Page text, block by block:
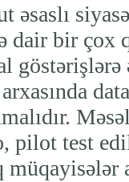
əsaslı
dair bir çox
göstərişlərə
pilot test